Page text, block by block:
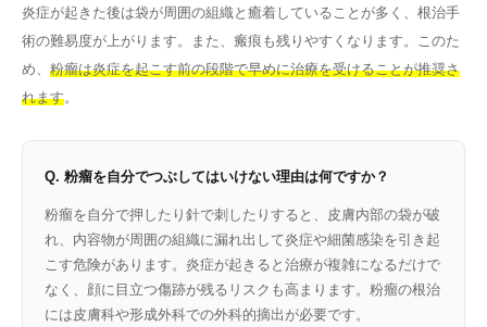
炎症が起きた後は袋が周囲の組織と癒着していることが多く、根治手
術の難易度が上がります。また、瘢痕も残りやすくなります。このた
め、 粉瘤は炎症を起こす前の段階で早めに治療を受けることが推奨さ
れます。
Q. 粉瘤を自分でつぶしてはいけない理由は何ですか？
粉瘤を自分で押したり針で刺したりすると、皮膚内部の袋が破
れ、内容物が周囲の組織に漏れ出して炎症や細菌感染を引き起
こす危険があります。炎症が起きると治療が複雑になるだけで
なく、顔に目立つ傷跡が残るリスクも高まります。粉瘤の根治
には皮膚科や形成外科での外科的摘出が必要です。